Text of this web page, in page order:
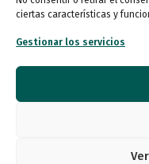
ciertas características y
Gestionar los servicios
© 2026 FESPAU.
Política de Privacidad
Compromiso con la